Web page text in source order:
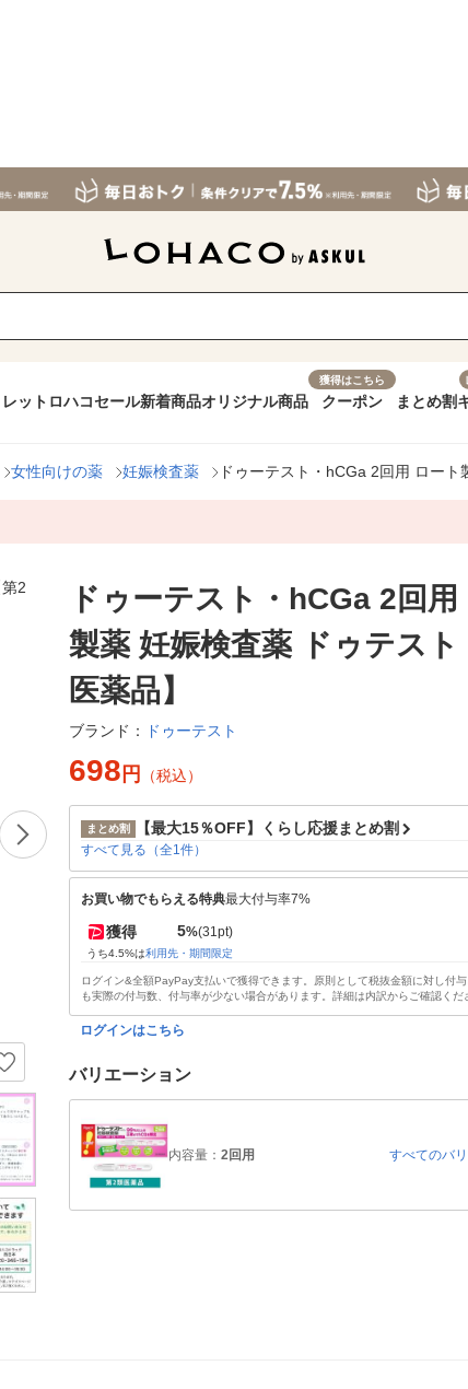
ット ロハコセール新着商品オリジナル商品
獲得はこちら
クーポン まとめ割
女性向けの薬 妊娠検査薬 ドゥーテスト・hCGa 2回用 ロート
ドゥーテスト・hCGa 2回用
製薬 妊娠検査薬 ドゥテスト
医薬品】
ブランド： ドゥーテスト
698 円 （税込）
まとめ割 【最大15％OFF】くらし応援まとめ割
すべて見る（全1件）
お買い物でもらえる特典最大付与率7%
獲得 5%(31pt)
うち4.5%は利用先・期間限定
ログイン&全額PayPay支払いで獲得できます。原則として税抜金額に対し付
も実際の付与数、付与率が少ない場合があります。詳細は内訳からご確認くだ
ログインはこちら
バリエーション
内容量： 2回用 すべてのバ